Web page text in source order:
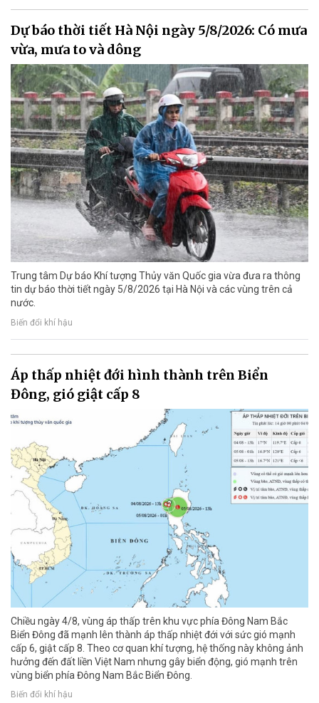
Dự báo thời tiết Hà Nội ngày 5/8/2026: Có mưa
vừa, mưa to và dông
Trung tâm Dự báo Khí tượng Thủy văn Quốc gia vừa đưa ra thông
tin dự báo thời tiết ngày 5/8/2026 tại Hà Nội và các vùng trên cả
nước.
Biến đổi khí hậu
Áp thấp nhiệt đới hình thành trên Biển
Đông, gió giật cấp 8
Chiều ngày 4/8, vùng áp thấp trên khu vực phía Đông Nam Bắc
Biển Đông đã mạnh lên thành áp thấp nhiệt đới với sức gió mạnh
cấp 6, giật cấp 8. Theo cơ quan khí tượng, hệ thống này không ảnh
hưởng đến đất liền Việt Nam nhưng gây biển động, gió mạnh trên
vùng biển phía Đông Nam Bắc Biển Đông.
Biến đổi khí hậu